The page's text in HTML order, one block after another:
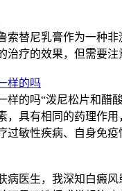
索替尼乳膏作为一种
治疗的效果，但需要
样的吗
样的吗“泼尼松片和醋
，具有相同的药理作
过敏性疾病、自身免
病医生，我深知白癜